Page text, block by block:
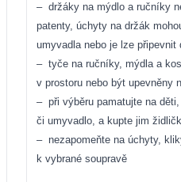
– držáky na mýdlo a ručníky
patenty, úchyty na držák
umyvadla nebo je lze připevnit
– tyče na ručníky, mýdla a
v prostoru nebo být upevněny
– při výběru pamatujte na
či umyvadlo, a kupte jim
– nezapomeňte na úchyty,
k vybrané soupravě